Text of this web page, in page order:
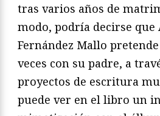
tras varios años de
modo, podría decirse que
Fernández Mallo
veces con su padre, a
proyectos de escritura
puede ver en el libro un